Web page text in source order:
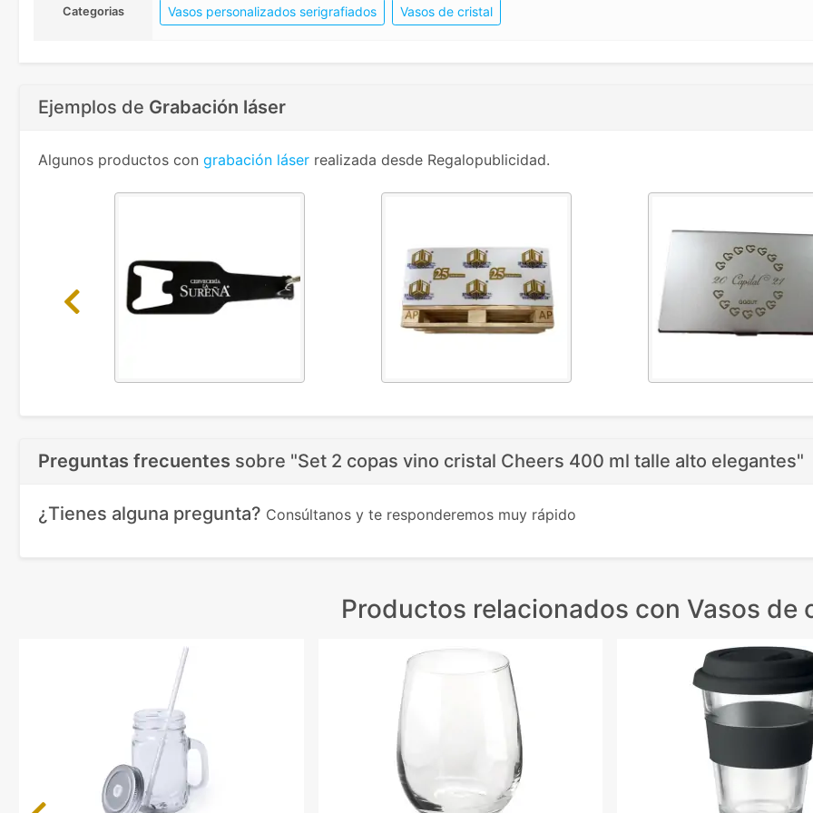
Categorias Vasos personalizados serigrafiados Vasos de cristal
Ejemplos de Grabación láser
Algunos productos con grabación láser realizada desde Regalopublicidad.
Previous
Preguntas frecuentes sobre "Set 2 copas vino cristal Cheers 400 ml talle alto elegantes"
¿Tienes alguna pregunta? Consúltanos y te responderemos muy rápido
Productos relacionados con Vasos de
Previous